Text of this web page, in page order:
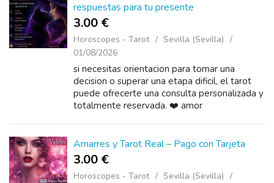
respuestas para tu presente
3.00 €
Horoscopes - Tarot
Sevilla (Sevilla)
01/08/2026
si necesitas orientacion para tomar una
decision o superar una etapa dificil, el tarot
puede ofrecerte una consulta personalizada y
totalmente reservada. ❤️ amor
Amarres y Tarot Real – Pago con Tarjeta
3.00 €
Horoscopes - Tarot
Sevilla (Sevilla)